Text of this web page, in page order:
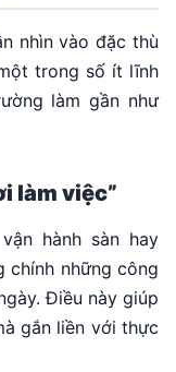
nhìn vào đặc thù
trong số ít lĩnh
làm gần như
làm việc”
hành sàn hay
chính những công
Điều này giúp
gắn liền với thực